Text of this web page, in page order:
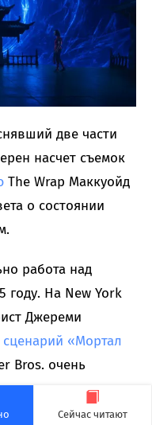
Сейчас читают
две части
насчет съемок
The Wrap Маккуойд
о состоянии
работа над
году. На New York
Джереми
«Мортал
Bros. очень